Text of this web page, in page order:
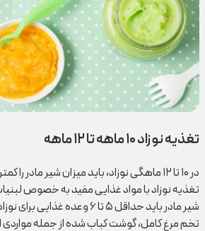
تغذیه نوزاد ۱۰ ماهه تا ۱۲ ماهه
در ۱۰ تا ۱۲ ماهگی نوزاد، باید میزان شیر مادر
تغذیه نوزاد با مواد غذایی مفید به خصوص
شیر مادر باید حداقل ۵ تا ۶ وعده